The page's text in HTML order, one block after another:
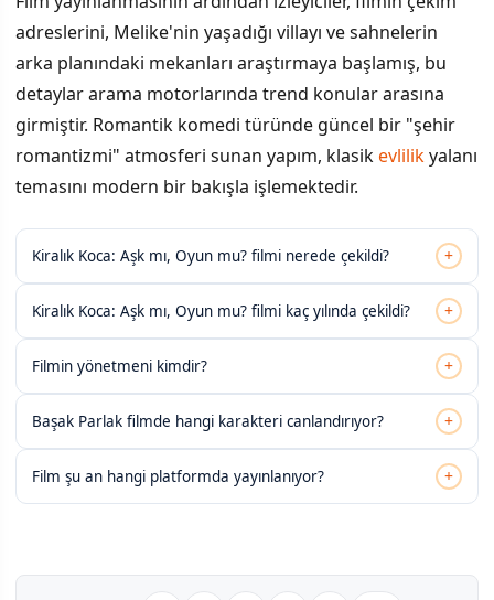
adreslerini, Melike'nin yaşadığı villayı ve sahnelerin
arka planındaki mekanları araştırmaya başlamış, bu
detaylar arama motorlarında trend konular arasına
girmiştir. Romantik komedi türünde güncel bir "şehir
romantizmi" atmosferi sunan yapım, klasikevlilikyalanı
temasını modern bir bakışla işlemektedir.
Kiralık Koca: Aşk mı, Oyun mu? filmi nerede çekildi? +
Kiralık Koca: Aşk mı, Oyun mu? filmi kaç yılında çekildi? +
Filmin yönetmeni kimdir? +
Başak Parlak filmde hangi karakteri canlandırıyor? +
Film şu an hangi platformda yayınlanıyor? +